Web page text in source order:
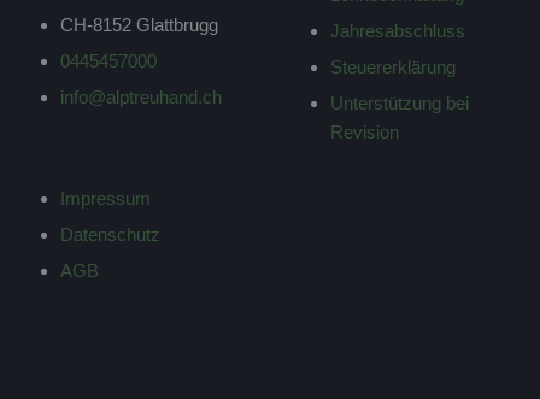
CH-8152 Glattbrugg
0445457000
info@alptreuhand.ch
Impressum
Datenschutz
AGB
Jahresabschluss
Steuererklärung
Unterstützung bei
Revision